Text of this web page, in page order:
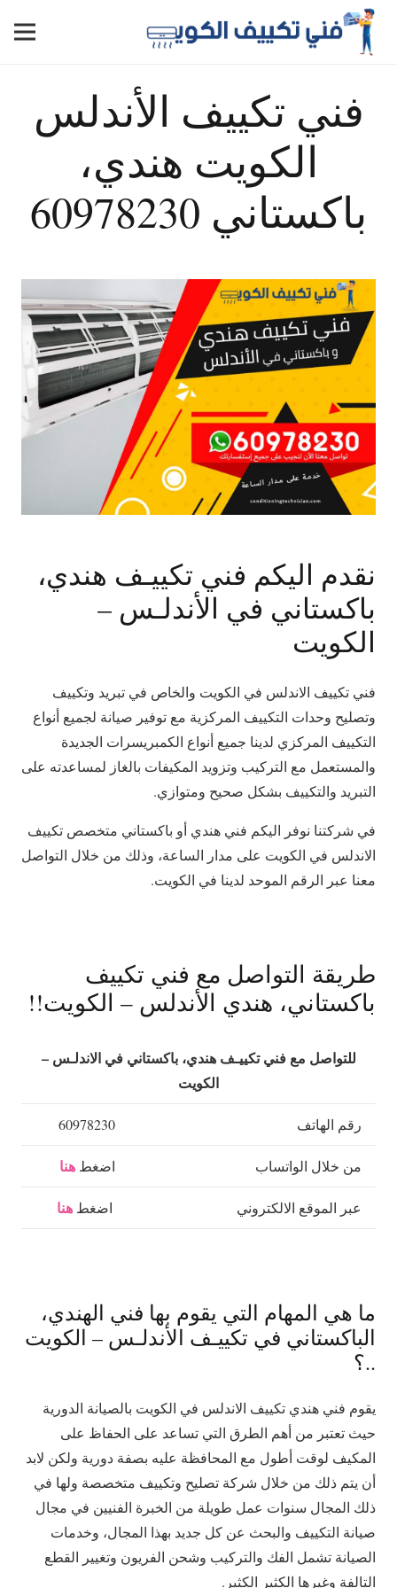
فني تكييف الأندلس
الكويت هندي،
باكستاني 60978230
نقدم اليكم فني تكييـف هندي،
باكستاني في الأندلـس –
الكويت
فني تكييف الاندلس في الكويت والخاص في تبريد وتكييف
وتصليح وحدات التكييف المركزية مع توفير صيانة لجميع أنواع
التكييف المركزي لدينا جميع أنواع الكمبريسرات الجديدة
والمستعمل مع التركيب وتزويد المكيفات بالغاز لمساعدته على
التبريد والتكييف بشكل صحيح ومتوازي.
في شركتنا نوفر اليكم فني هندي أو باكستاني متخصص تكييف
الاندلس في الكويت على مدار الساعة، وذلك من خلال التواصل
معنا عبر الرقم الموحد لدينا في الكويت.
طريقة التواصل مع فني تكييف
باكستاني، هندي الأندلس – الكويت!!
للتواصل مع فني تكييـف هندي، باكستاني في الاندلـس –
الكويت
رقم الهاتف 60978230
من خلال الواتساب اضغطهنا
عبر الموقع الالكتروني اضغط هنا
ما هي المهام التي يقوم بها فني الهندي،
الباكستاني في تكييـف الأندلـس – الكويت
..؟
يقوم فني هندي تكييف الاندلس في الكويت بالصيانة الدورية
حيث تعتبر من أهم الطرق التي تساعد على الحفاظ على
المكيف لوقت أطول مع المحافظة عليه بصفة دورية ولكن لابد
أن يتم ذلك من خلال شركة تصليح وتكييف متخصصة ولها في
ذلك المجال سنوات عمل طويلة من الخبرة الفنيين في مجال
صيانة التكييف والبحث عن كل جديد بهذا المجال، وخدمات
الصيانة تشمل الفك والتركيب وشحن الفريون وتغيير القطع
التالفة وغيرها الكثير الكثير.